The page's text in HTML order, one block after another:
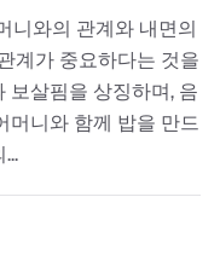
니와의 관계와 내면의
계가 중요하다는 것을
보살핌을 상징하며, 음
머니와 함께 밥을 만드